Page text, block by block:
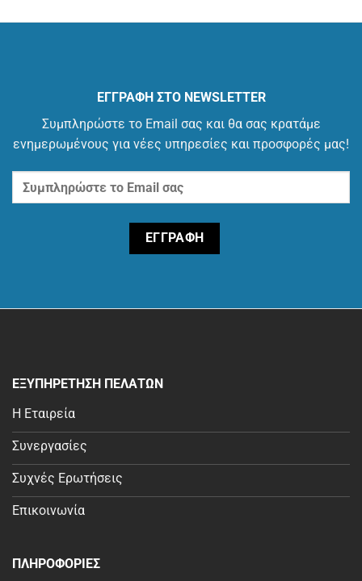
ΕΓΓΡΑΦΗ ΣΤΟ NEWSLETTER
Συμπληρώστε το Email σας και θα σας κρατάμε
ενημερωμένους για νέες υπηρεσίες και προσφορές μας!
ΕΞΥΠΗΡΕΤΗΣΗ ΠΕΛΑΤΩΝ
Η Εταιρεία
Συνεργασίες
Συχνές Ερωτήσεις
Επικοινωνία
ΠΛΗΡΟΦΟΡΙΕΣ